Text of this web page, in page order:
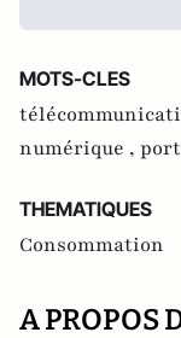
MOTS-CLES
numérique ,
THEMATIQUES
Consommation
A PROPOS